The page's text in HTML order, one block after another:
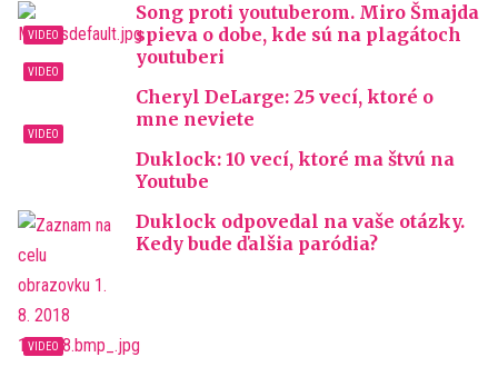
Song proti youtuberom. Miro Šmajda
spieva o dobe, kde sú na plagátoch
youtuberi
Cheryl DeLarge: 25 vecí, ktoré o
mne neviete
Duklock: 10 vecí, ktoré ma štvú na
Youtube
Duklock odpovedal na vaše otázky.
Kedy bude ďalšia paródia?